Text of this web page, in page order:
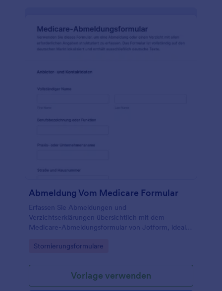
Abmeldung Vom Medicare Formular
Erfassen Sie Abmeldungen und
Verzichtserklärungen übersichtlich mit dem
Medicare-Abmeldungsformular von Jotform, ideal
einheitlichen Datenerfassung und sicheren Ablage
Go to Category:
Stornierungsformulare
Vorlage verwenden